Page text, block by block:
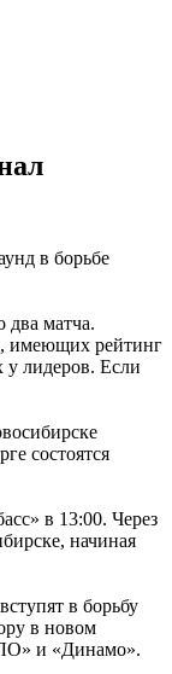
в борьбе
два матча.
имеющих рейтинг
у лидеров. Если
состоятся
в 13:00. Через
начиная
в борьбу
в новом
и «Динамо».